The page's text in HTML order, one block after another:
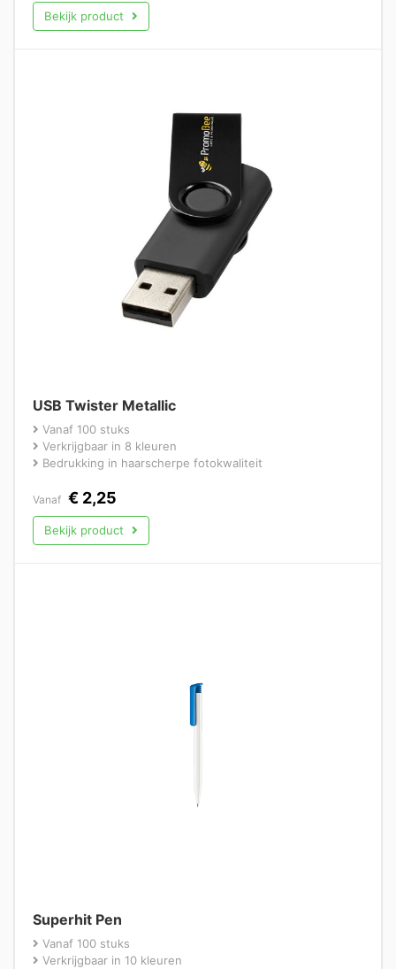
Bekijk product
USB Twister Metallic
Vanaf 100 stuks
Verkrijgbaar in 8 kleuren
Bedrukking in haarscherpe fotokwaliteit
Vanaf € 2,25
Bekijk product
Superhit Pen
Vanaf 100 stuks
Verkrijgbaar in 10 kleuren